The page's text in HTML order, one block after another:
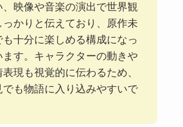
、映像や音楽の演出で世界観
っかりと伝えており、原作未
も十分に楽しめる構成になっ
ます。キャラクターの動きや
表現も視覚的に伝わるため、
でも物語に入り込みやすいで